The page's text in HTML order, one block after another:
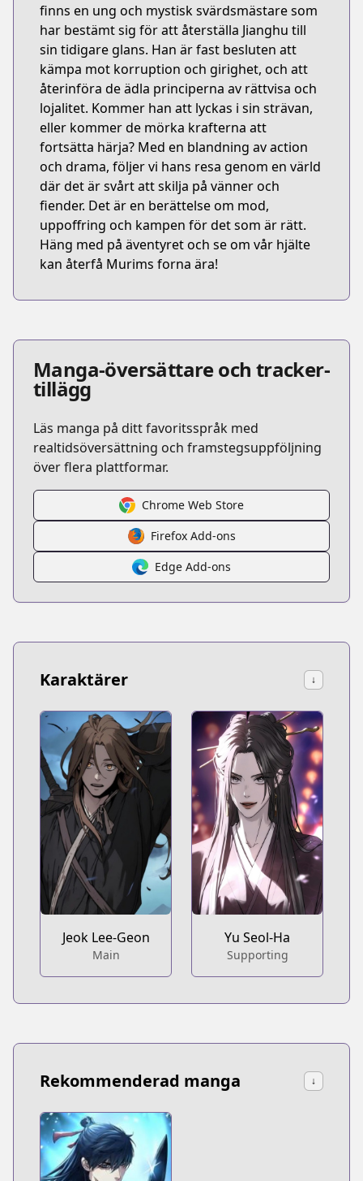
finns en ung och mystisk svärdsmästare som
har bestämt sig för att återställa Jianghu till
sin tidigare glans. Han är fast besluten att
kämpa mot korruption och girighet, och att
återinföra de ädla principerna av rättvisa och
lojalitet. Kommer han att lyckas i sin strävan,
eller kommer de mörka krafterna att
fortsätta härja? Med en blandning av action
och drama, följer vi hans resa genom en värld
där det är svårt att skilja på vänner och
fiender. Det är en berättelse om mod,
uppoffring och kampen för det som är rätt.
Häng med på äventyret och se om vår hjälte
kan återfå Murims forna ära!
Manga-översättare och tracker-
tillägg
Läs manga på ditt favoritsspråk med
realtidsöversättning och framstegsuppföljning
över flera plattformar.
Chrome Web Store
Firefox Add-ons
Edge Add-ons
Karaktärer ↓
Jeok Lee-Geon
Main
Yu Seol-Ha
Supporting
Rekommenderad manga ↓